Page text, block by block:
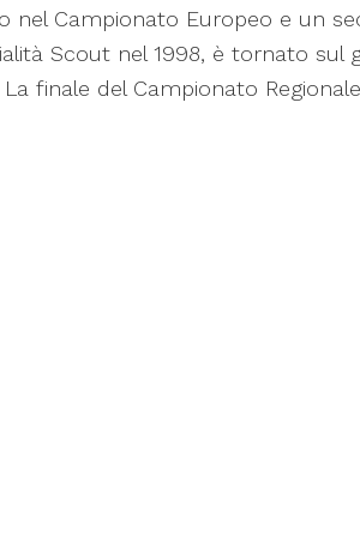
nel Campionato Europeo e un
Scout nel 1998, è tornato sul
finale del Campionato